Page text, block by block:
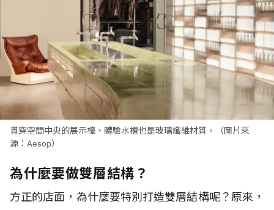
貫穿空間中央的展示檯、體驗水槽也是玻璃纖維材質。（圖片來
源：Aesop）
為什麼要做雙層結構？
方正的店面，為什麼要特別打造雙層結構呢？原來，